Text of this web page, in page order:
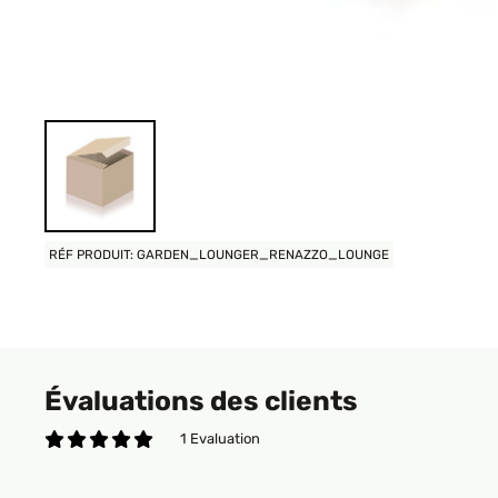
RÉF PRODUIT: GARDEN_LOUNGER_RENAZZO_LOUNGE
Évaluations des clients
1 Evaluation